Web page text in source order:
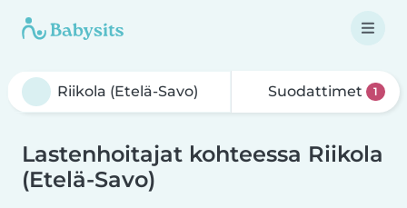
Suodattimet 1
Lastenhoitajat kohteessa Riikola
(Etelä-Savo)